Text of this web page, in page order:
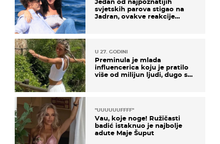
svjetskih parova stigao na
Jadran, ovakve reakcije
U 27. GODINI
Preminula je mlada
influencerica koju je pratilo
više od milijun ljudi, dugo se
"UUUUUUFFFF"
Vau, koje noge! Ružičasti
badić istaknuo je najbolje
adute Maje Šuput